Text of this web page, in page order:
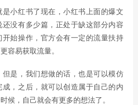
小红书了现在，小红书上面的爆文
没有多少篇，正处于缺这部分内容
开始操作，官方会有一定的流量扶持
容易获取流量。
但是，我们想做的话，也是可以模仿
成，之后，就可以创造属于自己的内
候，自己就会有更多的想法了。